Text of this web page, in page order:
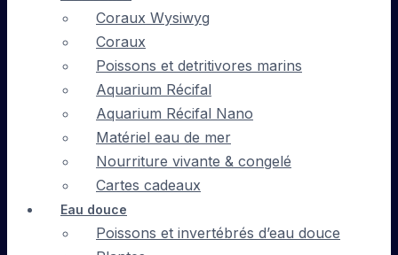
Coraux Wysiwyg
Coraux
Poissons et detritivores marins
Aquarium Récifal
Aquarium Récifal Nano
Matériel eau de mer
Nourriture vivante & congelé
Cartes cadeaux
Eau douce
Poissons et invertébrés d’eau douce